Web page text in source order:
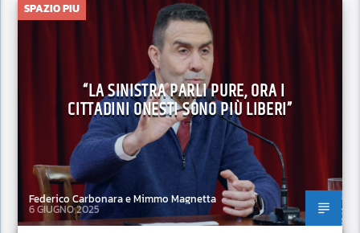
SPAZIO PIU
“LA SINISTRA PARLI PURE, ORA I
CITTADINI ONESTI SONO PIÙ LIBERI”
Federico Carbonara e Mimmo Magnetta
6 GIUGNO 2025